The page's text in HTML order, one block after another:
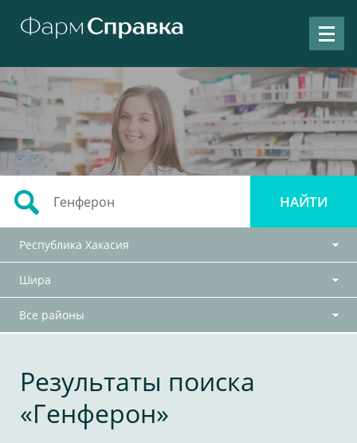
Республика Хакасия
Шира
Все районы
Результаты поиска
«Генферон»